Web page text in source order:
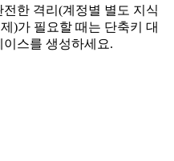
한 격리(계정별 별도 지식
)가 필요할 때는 단축키 대
스를 생성하세요.